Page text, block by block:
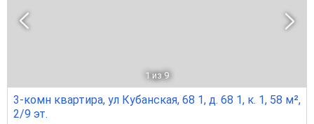
1 из 9
3-комн квартира, ул Кубанская, 68 1, д. 68 1, к. 1, 58 м²,
2/9 эт.